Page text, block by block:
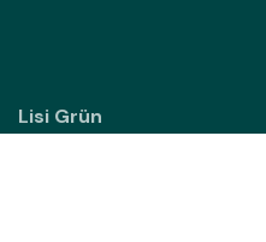
Lisi Grün